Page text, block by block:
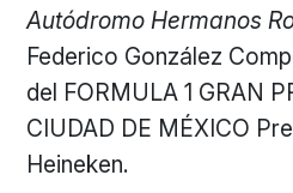
Autódromo Hermanos
Federico González
del FORMULA 1 GRAN
CIUDAD DE MÉXICO
Heineken.